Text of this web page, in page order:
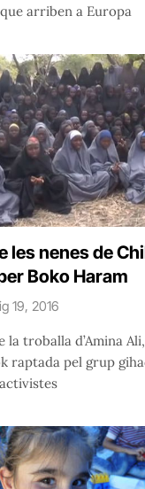
arriben a Europa
les nenes de
Boko Haram
19, 2016
la troballa d’Amina
raptada pel grup